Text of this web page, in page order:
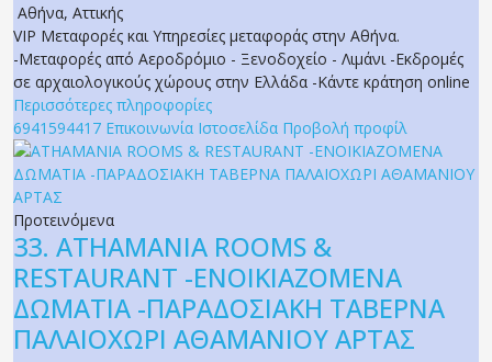
Αθήνα, Αττικής
VIP Μεταφορές και Υπηρεσίες μεταφοράς στην Αθήνα.
-Μεταφορές από Αεροδρόμιο - Ξενοδοχείο - Λιμάνι -Εκδρομές
σε αρχαιολογικούς χώρους στην Ελλάδα -Κάντε κράτηση online
Περισσότερες πληροφορίες
6941594417 Επικοινωνία Ιστοσελίδα Προβολή προφίλ
Προτεινόμενα
33. ATHAMANIA ROOMS &
RESTAURANT -ΕΝΟΙΚΙΑΖΟΜΕΝΑ
ΔΩΜΑΤΙΑ -ΠΑΡΑΔΟΣΙΑΚΗ ΤΑΒΕΡΝΑ
ΠΑΛΑΙΟΧΩΡΙ ΑΘΑΜΑΝΙΟΥ ΑΡΤΑΣ